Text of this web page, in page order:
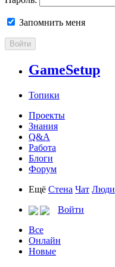
Запомнить меня
Войти
GameSetup
Топики
Проекты
Знания
Q&A
Работа
Блоги
Форум
Ещё Стена Чат Люди
Войти
Все
Онлайн
Новые